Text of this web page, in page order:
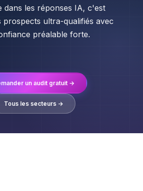
dans les réponses IA, c'est
prospects ultra-qualifiés avec
préalable forte.
un audit gratuit →
Tous les secteurs →